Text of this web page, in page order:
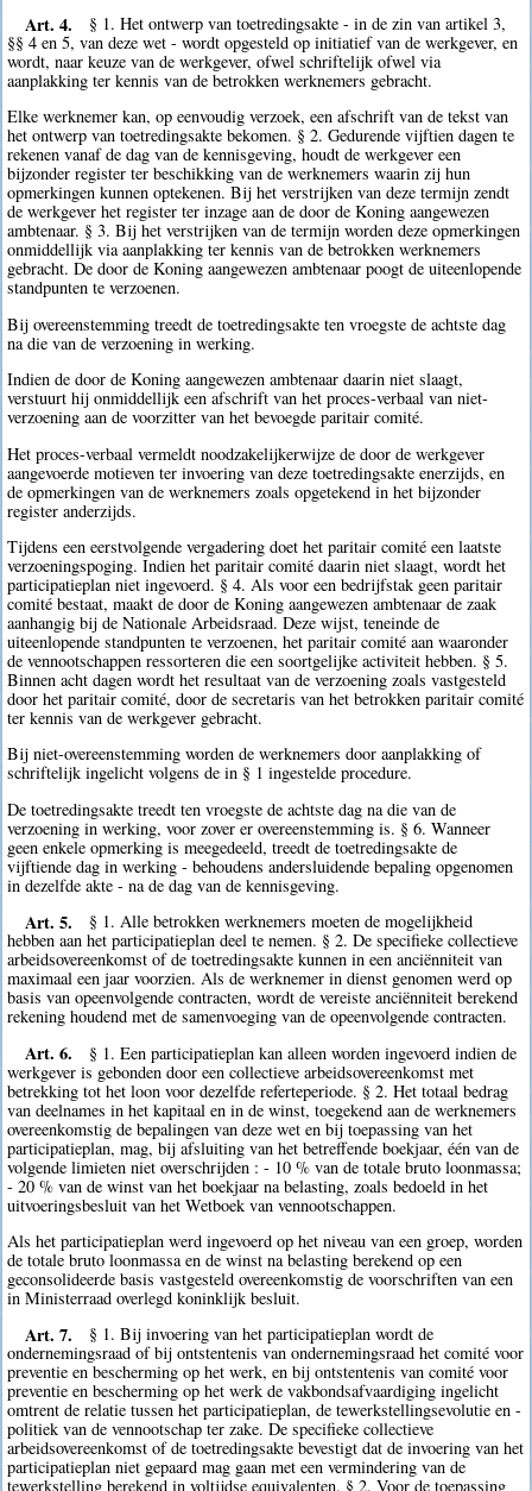
Art. 4.
§ 1. Het ontwerp van toetredingsakte - in de zin van artikel 3,
§§ 4 en 5, van deze wet - wordt opgesteld op initiatief van de werkgever, en
wordt, naar keuze van de werkgever, ofwel schriftelijk ofwel via
aanplakking ter kennis van de betrokken werknemers gebracht.
Elke werknemer kan, op eenvoudig verzoek, een afschrift van de tekst van
het ontwerp van toetredingsakte bekomen. § 2. Gedurende vijftien dagen te
rekenen vanaf de dag van de kennisgeving, houdt de werkgever een
bijzonder register ter beschikking van de werknemers waarin zij hun
opmerkingen kunnen optekenen. Bij het verstrijken van deze termijn zendt
de werkgever het register ter inzage aan de door de Koning aangewezen
ambtenaar. § 3. Bij het verstrijken van de termijn worden deze opmerkingen
onmiddellijk via aanplakking ter kennis van de betrokken werknemers
gebracht. De door de Koning aangewezen ambtenaar poogt de uiteenlopende
standpunten te verzoenen.
Bij overeenstemming treedt de toetredingsakte ten vroegste de achtste dag
na die van de verzoening in werking.
Indien de door de Koning aangewezen ambtenaar daarin niet slaagt,
verstuurt hij onmiddellijk een afschrift van het proces-verbaal van niet-
verzoening aan de voorzitter van het bevoegde paritair comité.
Het proces-verbaal vermeldt noodzakelijkerwijze de door de werkgever
aangevoerde motieven ter invoering van deze toetredingsakte enerzijds, en
de opmerkingen van de werknemers zoals opgetekend in het bijzonder
register anderzijds.
Tijdens een eerstvolgende vergadering doet het paritair comité een laatste
verzoeningspoging. Indien het paritair comité daarin niet slaagt, wordt het
participatieplan niet ingevoerd. § 4. Als voor een bedrijfstak geen paritair
comité bestaat, maakt de door de Koning aangewezen ambtenaar de zaak
aanhangig bij de Nationale Arbeidsraad. Deze wijst, teneinde de
uiteenlopende standpunten te verzoenen, het paritair comité aan waaronder
de vennootschappen ressorteren die een soortgelijke activiteit hebben. § 5.
Binnen acht dagen wordt het resultaat van de verzoening zoals vastgesteld
door het paritair comité, door de secretaris van het betrokken paritair comité
ter kennis van de werkgever gebracht.
Bij niet-overeenstemming worden de werknemers door aanplakking of
schriftelijk ingelicht volgens de in § 1 ingestelde procedure.
De toetredingsakte treedt ten vroegste de achtste dag na die van de
verzoening in werking, voor zover er overeenstemming is. § 6. Wanneer
geen enkele opmerking is meegedeeld, treedt de toetredingsakte de
vijftiende dag in werking - behoudens andersluidende bepaling opgenomen
in dezelfde akte - na de dag van de kennisgeving.
Art. 5.
§ 1. Alle betrokken werknemers moeten de mogelijkheid
hebben aan het participatieplan deel te nemen. § 2. De specifieke collectieve
arbeidsovereenkomst of de toetredingsakte kunnen in een anciënniteit van
maximaal een jaar voorzien. Als de werknemer in dienst genomen werd op
basis van opeenvolgende contracten, wordt de vereiste anciënniteit berekend
rekening houdend met de samenvoeging van de opeenvolgende contracten.
Art. 6.
§ 1. Een participatieplan kan alleen worden ingevoerd indien de
werkgever is gebonden door een collectieve arbeidsovereenkomst met
betrekking tot het loon voor dezelfde referteperiode. § 2. Het totaal bedrag
van deelnames in het kapitaal en in de winst, toegekend aan de werknemers
overeenkomstig de bepalingen van deze wet en bij toepassing van het
participatieplan, mag, bij afsluiting van het betreffende boekjaar, één van de
volgende limieten niet overschrijden : - 10 % van de totale bruto loonmassa;
- 20 % van de winst van het boekjaar na belasting, zoals bedoeld in het
uitvoeringsbesluit van het Wetboek van vennootschappen.
Als het participatieplan werd ingevoerd op het niveau van een groep, worden
de totale bruto loonmassa en de winst na belasting berekend op een
geconsolideerde basis vastgesteld overeenkomstig de voorschriften van een
in Ministerraad overlegd koninklijk besluit.
Art. 7.
§ 1. Bij invoering van het participatieplan wordt de
ondernemingsraad of bij ontstentenis van ondernemingsraad het comité voor
preventie en bescherming op het werk, en bij ontstentenis van comité voor
preventie en bescherming op het werk de vakbondsafvaardiging ingelicht
omtrent de relatie tussen het participatieplan, de tewerkstellingsevolutie en -
politiek van de vennootschap ter zake. De specifieke collectieve
arbeidsovereenkomst of de toetredingsakte bevestigt dat de invoering van het
participatieplan niet gepaard mag gaan met een vermindering van de
tewerkstelling berekend in voltijdse equivalenten. § 2. Voor de toepassing